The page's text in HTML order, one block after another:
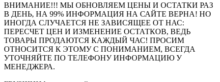
ВНИМАНИЕ!!! МЫ ОБНОВЛЯЕМ ЦЕНЫ И ОСТАТКИ РАЗ
В ДЕНЬ, НА 99% ИНФОРМАЦИЯ НА САЙТЕ ВЕРНА! НО
ИНОГДА СЛУЧАЕТСЯ НЕ ЗАВИСЯЩЕЕ ОТ НАС:
ПЕРЕСЧЕТ ЦЕН И ИЗМЕНЕНИЕ ОСТАТКОВ, ВЕДЬ
ТОВАРЫ ПРОДАЮТСЯ КАЖДЫЙ ЧАС! ПРОСИМ
ОТНОСИТСЯ К ЭТОМУ С ПОНИМАНИЕМ, ВСЕГДА
УТОЧНЯЙТЕ ПО ТЕЛЕФОНУ ИНФОРМАЦИЮ У
МЕНЕДЖЕРА.